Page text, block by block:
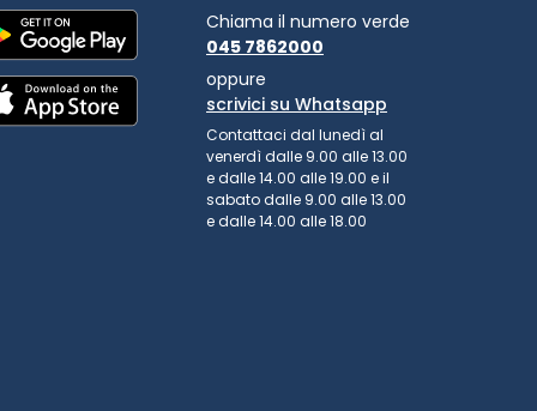
Chiama il numero verde
045 7862000
oppure
scrivici su Whatsapp
Contattaci dal lunedì al
venerdì dalle 9.00 alle 13.00
e dalle 14.00 alle 19.00 e il
sabato dalle 9.00 alle 13.00
e dalle 14.00 alle 18.00